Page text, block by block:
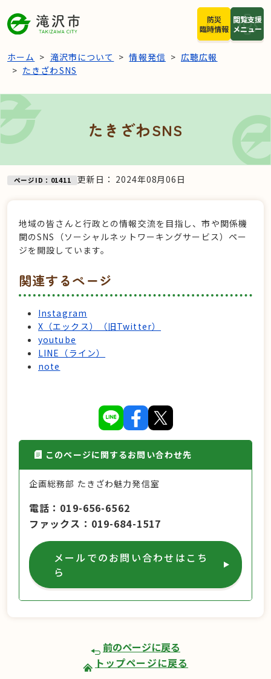
閲覧支援
メニュー
防災
臨時情報
ホーム 滝沢市について 情報発信
広聴広報
たきざわSNS
たきざわSNS
ページID：01411 更新日： 2024年08月06日
地域の皆さんと行政との情報交流を目指し、市や関係機
関のSNS（ソーシャルネットワーキングサービス）ペー
ジを開設しています。
関連するページ
Instagram
X（エックス）（旧Twitter）
youtube
LINE（ライン）
note
このページに関するお問い合わせ先
企画総務部 たきざわ魅力発信室
電話
019-656-6562
ファックス
019-684-1517
メールでのお問い合わせはこち
ら
前のページに戻る
トップページに戻る